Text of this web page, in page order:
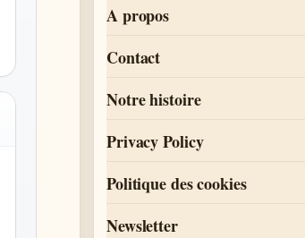
A propos
Contact
Notre histoire
Privacy Policy
Politique des cookies
Newsletter